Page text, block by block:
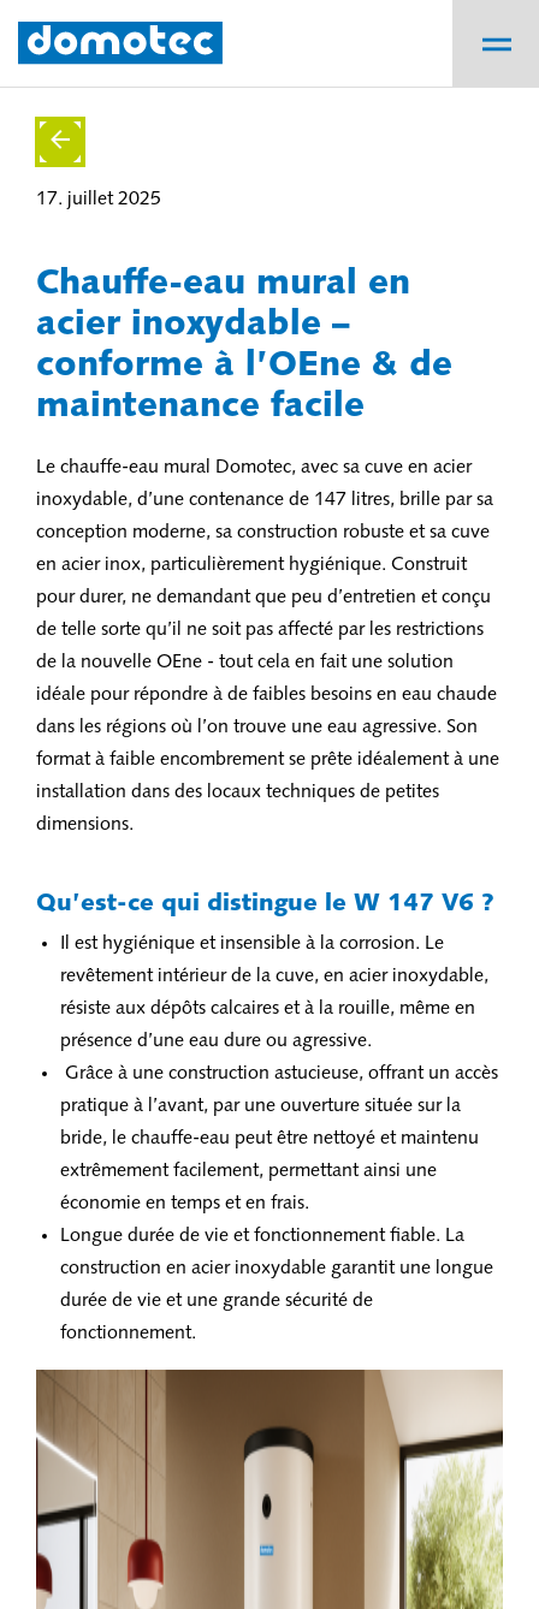
17. juillet 2025
Chauffe-eau mural en
acier inoxydable –
conforme à l’OEne & de
maintenance facile
Le chauffe-eau mural Domotec, avec sa cuve en acier
inoxydable, d’une contenance de 147 litres, brille par sa
conception moderne, sa construction robuste et sa cuve
en acier inox, particulièrement hygiénique. Construit
pour durer, ne demandant que peu d’entretien et conçu
de telle sorte qu’il ne soit pas affecté par les restrictions
de la nouvelle OEne - tout cela en fait une solution
idéale pour répondre à de faibles besoins en eau chaude
dans les régions où l’on trouve une eau agressive. Son
format à faible encombrement se prête idéalement à une
installation dans des locaux techniques de petites
dimensions.
Qu’est-ce qui distingue le W 147 V6 ?
Il est hygiénique et insensible à la corrosion. Le
revêtement intérieur de la cuve, en acier inoxydable,
résiste aux dépôts calcaires et à la rouille, même en
présence d’une eau dure ou agressive.
Grâce à une construction astucieuse, offrant un accès
pratique à l’avant, par une ouverture située sur la
bride, le chauffe-eau peut être nettoyé et maintenu
extrêmement facilement, permettant ainsi une
économie en temps et en frais.
Longue durée de vie et fonctionnement fiable. La
construction en acier inoxydable garantit une longue
durée de vie et une grande sécurité de
fonctionnement.